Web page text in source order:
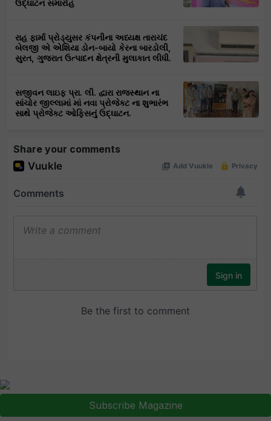
ઉદ્ઘાટન સમારોહ
રાહ ફાર્મા પ્રોડ્યુસર કંપનીના અધ્યક્ષ તારાચંદ
બેલજી એ એશિયા ડોન-બાયો કેરના બારડોલી,
સુરત, ગુજરાત ઉત્પાદન ક્ષેત્રની મુલાકાત લીધી.
સજીવન લાઇફ પ્રા. લી. દ્વારા રાજસ્થાન ના
સાંચોર જીલ્લામાં માં નવા પ્રોજેક્ટ ના શુભારંભ
સાથે પ્રોજેક્ટ ઓફિસનું ઉદ્ઘાટન.
Share your comments
Subscribe Magazine